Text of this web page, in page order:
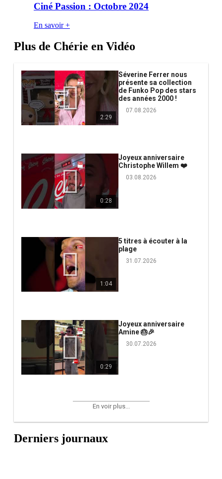
Ciné Passion : Octobre 2024
En savoir +
Plus de Chérie en Vidéo
2:29
Séverine Ferrer nous
présente sa collection
de Funko Pop des stars
des années 2000 !
07.08.2026
0:28
Joyeux anniversaire
Christophe Willem ❤️
03.08.2026
1:04
5 titres à écouter à la
plage
31.07.2026
0:29
Joyeux anniversaire
Amine 🎂🎉
30.07.2026
En voir plus...
Derniers journaux